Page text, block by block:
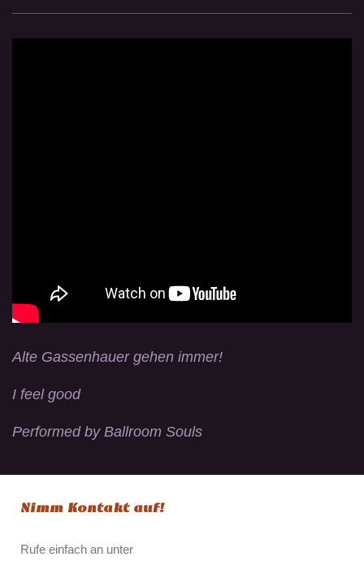
Alte Gassenhauer gehen immer!
I feel good
Performed by Ballroom Souls
Nimm Kontakt auf!
Rufe einfach an unter